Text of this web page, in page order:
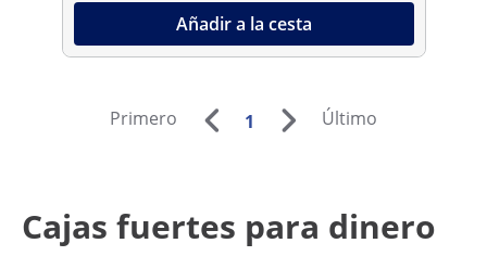
Añadir a la cesta
Primero 1 Último
Cajas fuertes para dinero